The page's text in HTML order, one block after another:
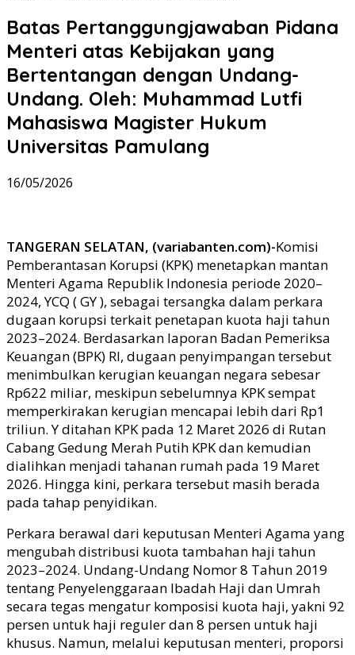
Batas Pertanggungjawaban Pidana
Menteri atas Kebijakan yang
Bertentangan dengan Undang-
Undang. Oleh: Muhammad Lutfi
Mahasiswa Magister Hukum
Universitas Pamulang
16/05/2026
TANGERAN SELATAN, (variabanten.com)-Komisi
Pemberantasan Korupsi (KPK) menetapkan mantan
Menteri Agama Republik Indonesia periode 2020–
2024, YCQ ( GY ), sebagai tersangka dalam perkara
dugaan korupsi terkait penetapan kuota haji tahun
2023–2024. Berdasarkan laporan Badan Pemeriksa
Keuangan (BPK) RI, dugaan penyimpangan tersebut
menimbulkan kerugian keuangan negara sebesar
Rp622 miliar, meskipun sebelumnya KPK sempat
memperkirakan kerugian mencapai lebih dari Rp1
triliun. Y ditahan KPK pada 12 Maret 2026 di Rutan
Cabang Gedung Merah Putih KPK dan kemudian
dialihkan menjadi tahanan rumah pada 19 Maret
2026. Hingga kini, perkara tersebut masih berada
pada tahap penyidikan.
Perkara berawal dari keputusan Menteri Agama yang
mengubah distribusi kuota tambahan haji tahun
2023–2024. Undang-Undang Nomor 8 Tahun 2019
tentang Penyelenggaraan Ibadah Haji dan Umrah
secara tegas mengatur komposisi kuota haji, yakni 92
persen untuk haji reguler dan 8 persen untuk haji
khusus. Namun, melalui keputusan menteri, proporsi